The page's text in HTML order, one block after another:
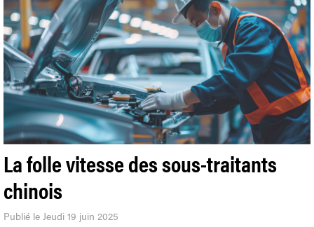
La folle vitesse des sous-traitants
chinois
Publié le Jeudi 19 juin 2025